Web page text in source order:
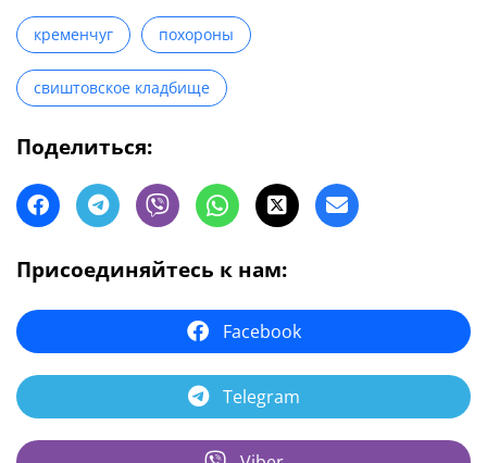
кременчуг похороны
свиштовское кладбище
Поделиться:
Присоединяйтесь к нам:
Facebook
Telegram